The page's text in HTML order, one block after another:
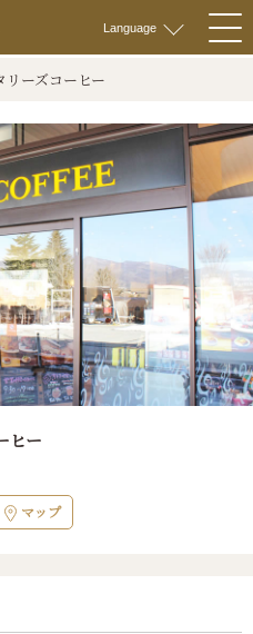
軽井沢 プリンス
Language
リーズコーヒー
ヒー
マップ